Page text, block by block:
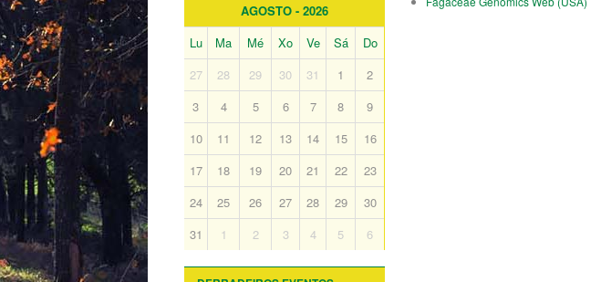
AGOSTO - 2026
Lu
Ma Mé Xo Ve Sá
Do
27
28 29 30 31 1
2
3
4 5 6 7 8
9
10
11 12 13 14 15
16
17
18 19 20 21 22
23
24
25 26 27 28 29
30
31
1 2 3 4 5 6